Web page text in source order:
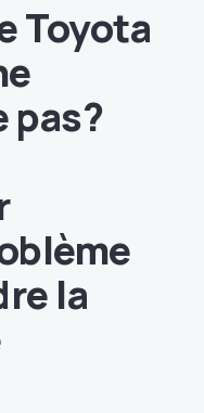
Toyota
pas?
la